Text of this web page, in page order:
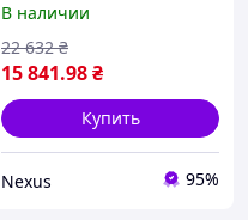
67X19A2H00
В наличии
15 841.98₴
22 632 ₴
Купить
Nexus 95%